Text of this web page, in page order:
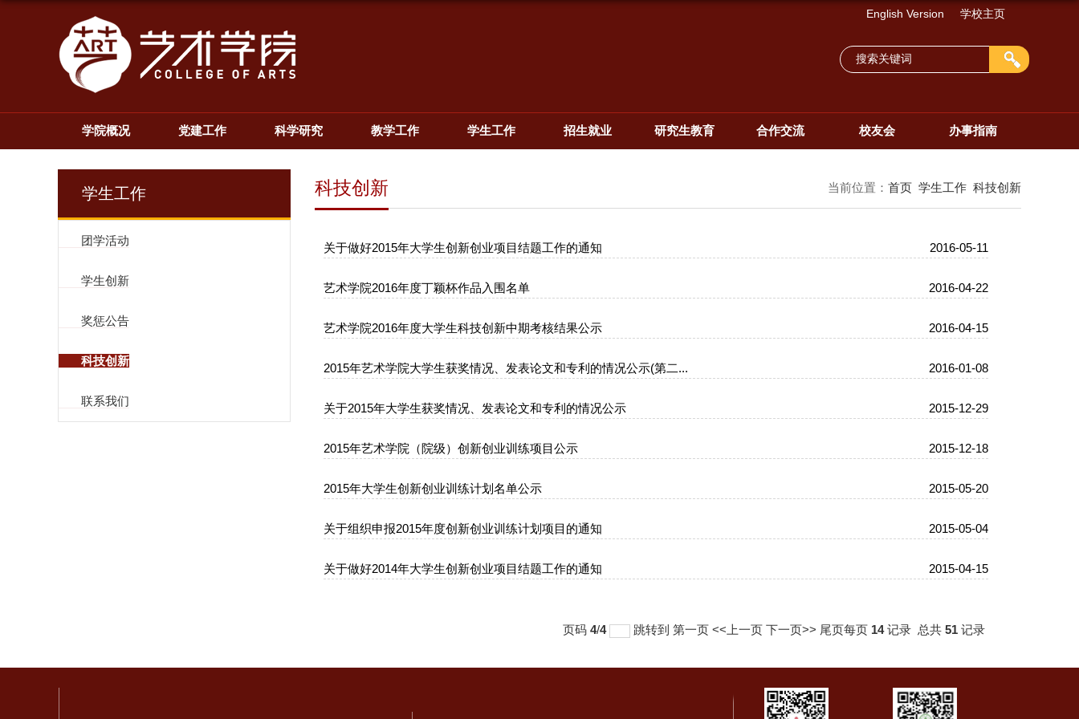
学校主页
English Version
学院概况 党建工作 科学研究 教学工作 学生工作 招生就业 研究生教育 合作交流 校友会 办事指南
学生工作
团学活动
学生创新
奖惩公告
科技创新
联系我们
当前位置： 首页 学生工作 科技创新
科技创新
关于做好2015年大学生创新创业项目结题工作的通知 2016-05-11
艺术学院2016年度丁颖杯作品入围名单 2016-04-22
艺术学院2016年度大学生科技创新中期考核结果公示 2016-04-15
2015年艺术学院大学生获奖情况、发表论文和专利的情况公示(第二... 2016-01-08
关于2015年大学生获奖情况、发表论文和专利的情况公示 2015-12-29
2015年艺术学院（院级）创新创业训练项目公示 2015-12-18
2015年大学生创新创业训练计划名单公示 2015-05-20
关于组织申报2015年度创新创业训练计划项目的通知 2015-05-04
关于做好2014年大学生创新创业项目结题工作的通知 2015-04-15
每页 14记录 总共 51 记录
第一页 <<上一页 下一页>> 尾页
页码 4/4 跳转到